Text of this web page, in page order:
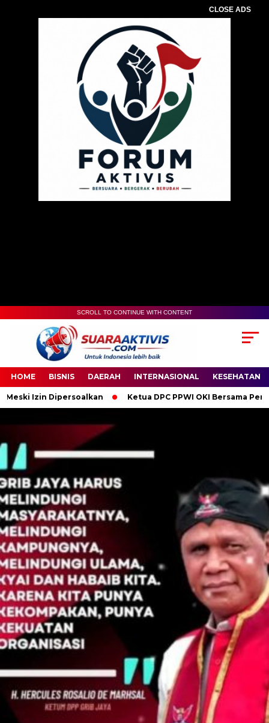
CLOSE ADS
00:00
SCROLL TO CONTINUE WITH CONTENT
HOME BISNIS DAERAH INTERNASIONAL KESEHATAN
Ketua DPC PPWI OKI Bersama Pengurus dan